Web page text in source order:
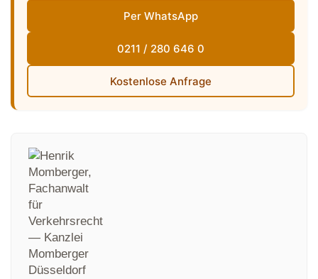
Per WhatsApp
0211 / 280 646 0
Kostenlose Anfrage